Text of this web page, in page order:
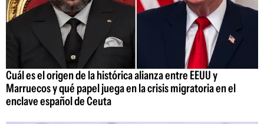
Cuál es el origen de la histórica alianza entre EEUU y
Marruecos y qué papel juega en la crisis migratoria en el
enclave español de Ceuta